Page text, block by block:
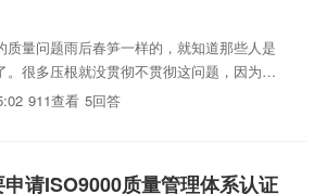
质量问题雨后春笋一样的，就知道那些人是
。很多压根就没贯彻不贯彻这问题，因为只
付对付客户而已。
911查看 5回答
请ISO9000质量管理体系认证